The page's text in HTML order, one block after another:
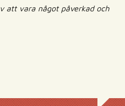
att vara något påverkad och